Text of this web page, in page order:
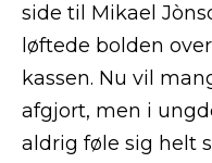
side til Mikael
løftede bolden
kassen. Nu vil
afgjort, men i
aldrig føle sig helt